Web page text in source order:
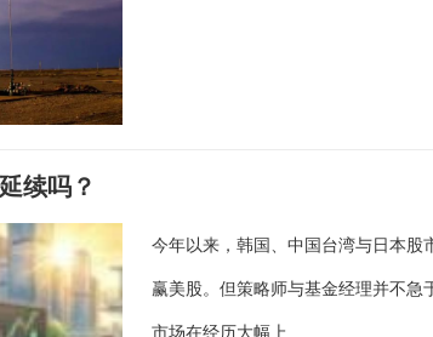
续吗？
今年以来，韩国、中国台湾与日本
赢美股。但策略师与基金经理并不
市场在经历大幅上